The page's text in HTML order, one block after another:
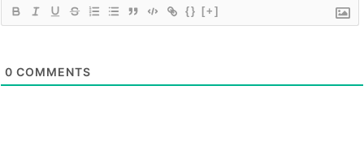
{} [+]
0 COMMENTS